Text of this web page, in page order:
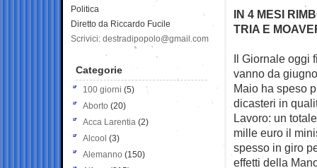
IN 4 MESI
TRIA E
Il Giornale oggi
vanno da
Maio ha speso
dicasteri in
Lavoro: un
mille euro il
spesso in giro
effetti della
Politica
Diretto da Riccardo Fucile
Scrivici: destradipopolo@gmail.com
Categorie
100 giorni (5)
Aborto (20)
Acca Larentia (2)
Alcool (3)
Alemanno (150)